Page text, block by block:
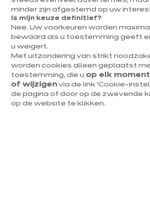
DECORATIE & TRENDS
4 tips om je landelijke
richten
minder zijn afgestemd op uw
Is mijn keuze definitief?
Nee. Uw voorkeuren worden
bewaard als u toestemming geeft
u weigert.
Met uitzondering van strikt
worden cookies alleen geplaatst
toestemming, die u op elk
of wijzigen via de link ‘Cookie-
de pagina of door op de zwevende
op de website te klikken.